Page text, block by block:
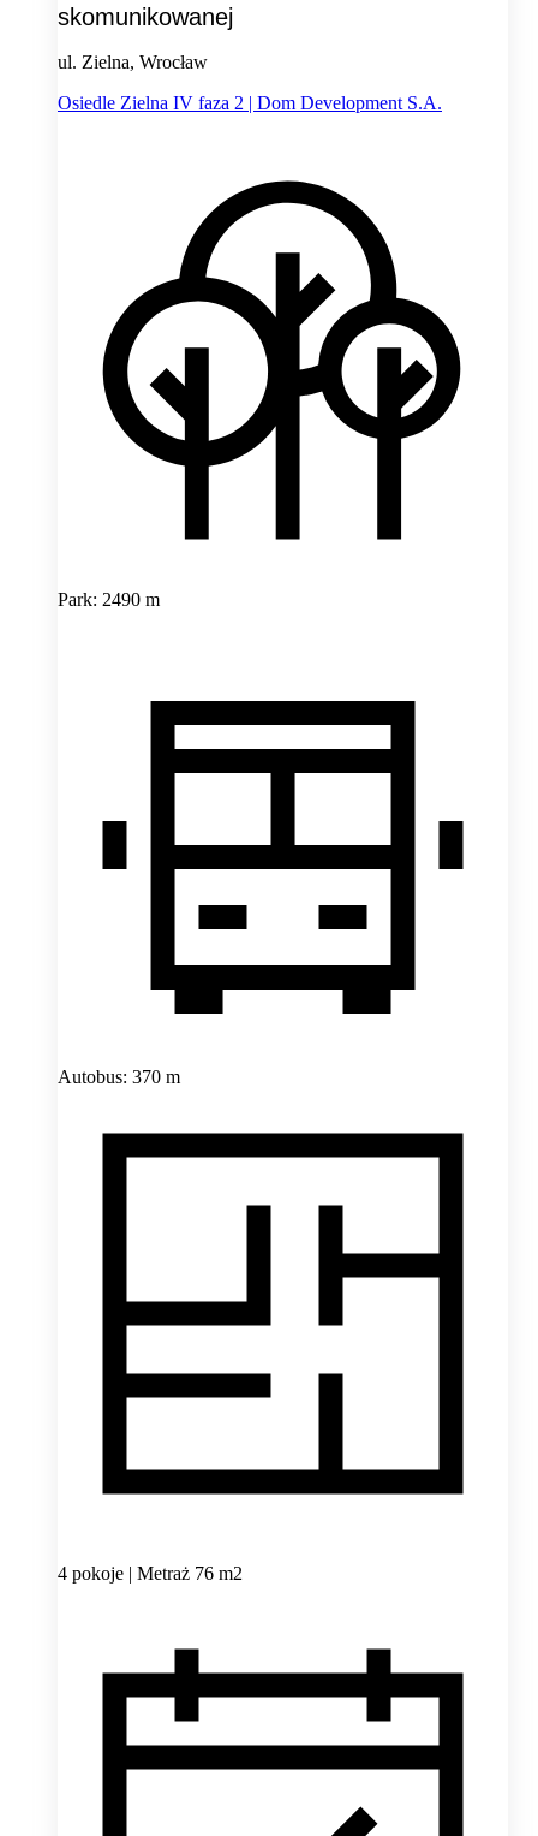
skomunikowanej
ul. Zielna, Wrocław
Osiedle Zielna IV faza 2 | Dom Development S.A.
Park: 2490 m
Autobus: 370 m
4 pokoje | Metraż 76 m2